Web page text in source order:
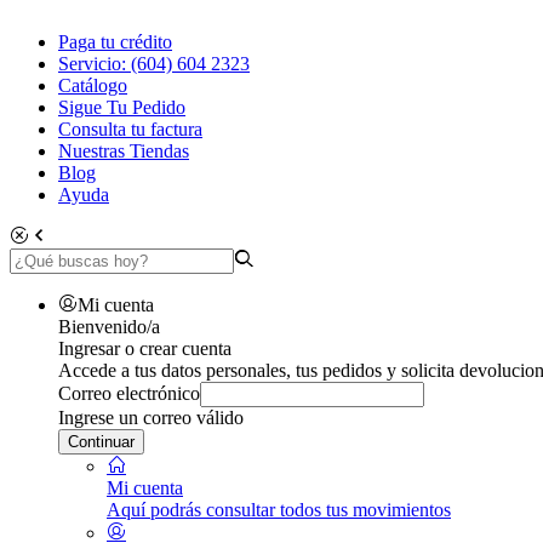
Paga tu crédito
Servicio: (604) 604 2323
Catálogo
Sigue Tu Pedido
Consulta tu factura
Nuestras Tiendas
Blog
Ayuda
Mi cuenta
Bienvenido/a
Ingresar o crear cuenta
Accede a tus datos personales, tus pedidos y solicita
Correo electrónico
Ingrese un correo válido
Continuar
Mi cuenta
Aquí podrás consultar todos tus movimientos